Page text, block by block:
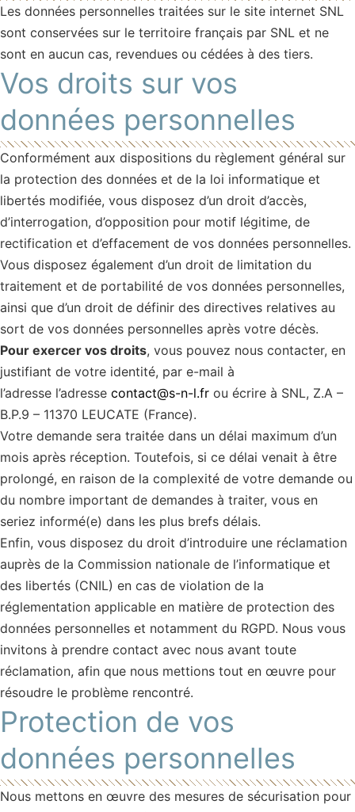
Les données personnelles traitées sur le site internet SNL
sont conservées sur le territoire français par SNL et ne
sont en aucun cas, revendues ou cédées à des tiers.
Vos droits sur vos
données personnelles
Conformément aux dispositions du règlement général sur
la protection des données et de la loi informatique et
libertés modifiée, vous disposez d’un droit d’accès,
d’interrogation, d’opposition pour motif légitime, de
rectification et d’effacement de vos données personnelles.
Vous disposez également d’un droit de limitation du
traitement et de portabilité de vos données personnelles,
ainsi que d’un droit de définir des directives relatives au
sort de vos données personnelles après votre décès.
Pour exercer vos droits, vous pouvez nous contacter, en
justifiant de votre identité, par e-mail à
l’adresse l’adresse contact@s-n-l.fr ou écrire à SNL, Z.A –
B.P.9 – 11370 LEUCATE (France).
Votre demande sera traitée dans un délai maximum d’un
mois après réception. Toutefois, si ce délai venait à être
prolongé, en raison de la complexité de votre demande ou
du nombre important de demandes à traiter, vous en
seriez informé(e) dans les plus brefs délais.
Enfin, vous disposez du droit d’introduire une réclamation
auprès de la Commission nationale de l’informatique et
des libertés (CNIL) en cas de violation de la
réglementation applicable en matière de protection des
données personnelles et notamment du RGPD. Nous vous
invitons à prendre contact avec nous avant toute
réclamation, afin que nous mettions tout en œuvre pour
résoudre le problème rencontré.
Protection de vos
données personnelles
Nous mettons en œuvre des mesures de sécurisation pour